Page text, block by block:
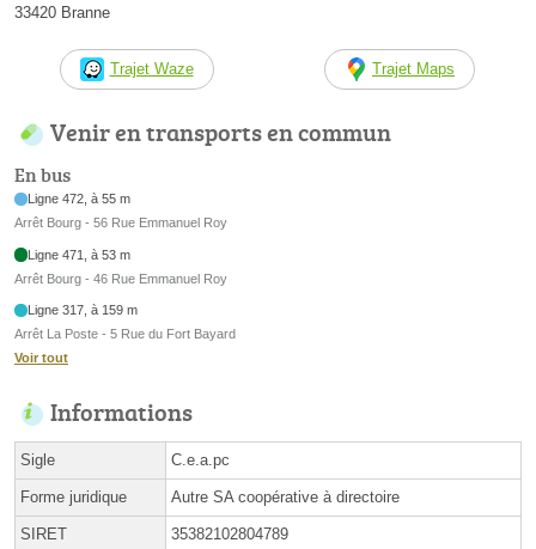
33420 Branne
Trajet Waze Trajet Maps
Venir en transports en commun
En bus
Ligne 472, à 55 m
Arrêt Bourg - 56 Rue Emmanuel Roy
Ligne 471, à 53 m
Arrêt Bourg - 46 Rue Emmanuel Roy
Ligne 317, à 159 m
Arrêt La Poste - 5 Rue du Fort Bayard
Voir tout
Informations
Sigle C.e.a.pc
Forme juridique Autre SA coopérative à directoire
SIRET 35382102804789